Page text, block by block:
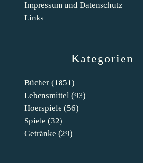
Kategorien
Bücher (1851)
Lebensmittel (93)
Hoerspiele (56)
Spiele (32)
Getränke (29)
Impressum und Datenschutz
Links